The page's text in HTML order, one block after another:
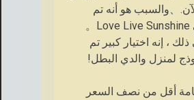
、والسبب هو أنه تم
تقديمه في Love Live Sunshine。
، إنه اختيار كبير تم
لمنزل والدي البطل!
أقل من نصف السعر